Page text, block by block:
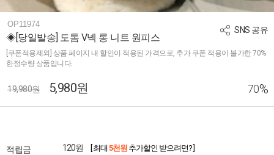
SNS 공유
OP11974
◈[당일발송] 도톰 V넥 롱 니트 원피스
[쿠폰적용제외] 상품 페이지 내 할인이 적용된 가격으로, 추가 쿠폰 적용이 불가한 70%
한정수량 상품입니다.
19,980원 5,980원 70%
적립금 120원 [ 최대 5천원 추가할인 받으려면? ]